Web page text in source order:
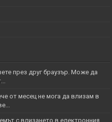
през друг браузър. Може да
от месец не мога да влизам в
с влизането в електронния